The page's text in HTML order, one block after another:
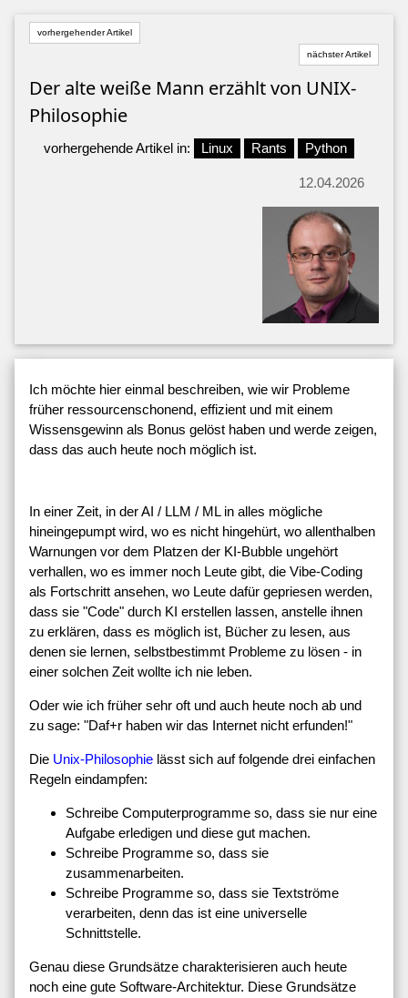
vorhergehender Artikel
nächster Artikel
Der alte weiße Mann erzählt von UNIX-
Philosophie
vorhergehende Artikel in: Linux Rants Python
12.04.2026
Ich möchte hier einmal beschreiben, wie wir Probleme
früher ressourcenschonend, effizient und mit einem
Wissensgewinn als Bonus gelöst haben und werde zeigen,
dass das auch heute noch möglich ist.
In einer Zeit, in der AI / LLM / ML in alles mögliche
hineingepumpt wird, wo es nicht hingehürt, wo allenthalben
Warnungen vor dem Platzen der KI-Bubble ungehört
verhallen, wo es immer noch Leute gibt, die Vibe-Coding
als Fortschritt ansehen, wo Leute dafür gepriesen werden,
dass sie "Code" durch KI erstellen lassen, anstelle ihnen
zu erklären, dass es möglich ist, Bücher zu lesen, aus
denen sie lernen, selbstbestimmt Probleme zu lösen - in
einer solchen Zeit wollte ich nie leben.
Oder wie ich früher sehr oft und auch heute noch ab und
zu sage: "Daf+r haben wir das Internet nicht erfunden!"
Die Unix-Philosophie lässt sich auf folgende drei einfachen
Regeln eindampfen:
Schreibe Computerprogramme so, dass sie nur eine
Aufgabe erledigen und diese gut machen.
Schreibe Programme so, dass sie
zusammenarbeiten.
Schreibe Programme so, dass sie Textströme
verarbeiten, denn das ist eine universelle
Schnittstelle.
Genau diese Grundsätze charakterisieren auch heute
noch eine gute Software-Architektur. Diese Grundsätze